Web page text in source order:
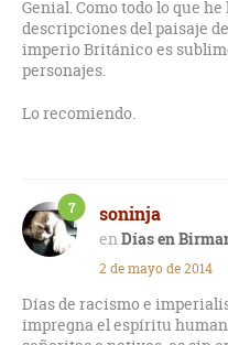
Genial. Como todo lo que
descripciones del paisaje
imperio Británico es
personajes.
Lo recomiendo.
soninja
Días en
7
2 de mayo de 2014
Días de racismo e
impregna el espíritu